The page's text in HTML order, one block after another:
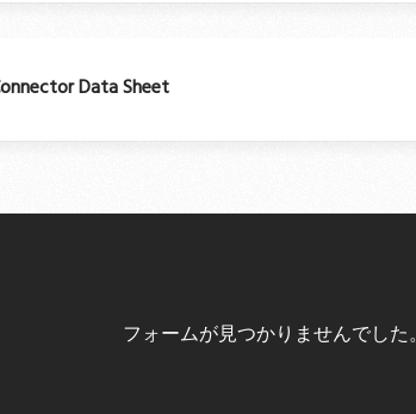
Data Sheet
フォームが見つかりませんでした。